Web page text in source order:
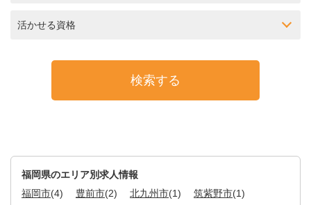
活かせる資格
福岡県のエリア別求人情報
福岡市(4) 豊前市(2) 北九州市(1) 筑紫野市(1)